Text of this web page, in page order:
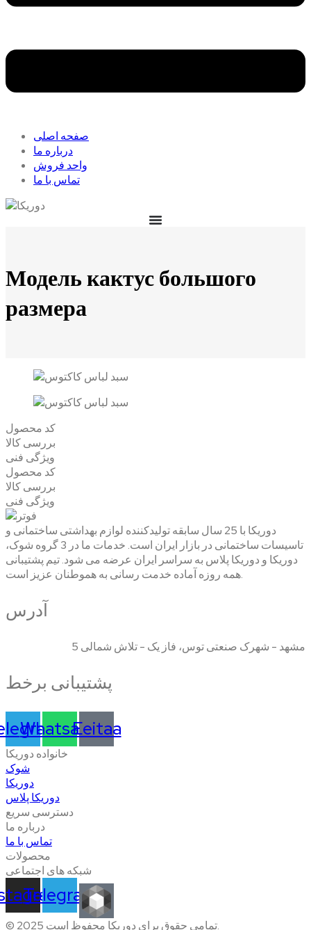
صفحه اصلی
درباره ما
واحد فروش
تماس با ما
Модель кактус большого
размера
کد محصول
بررسی کالا
ویژگی فنی
کد محصول
بررسی کالا
ویژگی فنی
دوریکا با 25 سال سابقه تولیدکننده لوازم بهداشتی ساختمانی و
تاسیسات ساختمانی در بازار ایران است. خدمات ما در 3 گروه شوک،
دوریکا و دوریکا پلاس به سراسر ایران عرضه می شود. تیم پشتیبانی
همه روزه آماده خدمت رسانی به هموطنان عزیز است.
آدرس
مشهد - شهرک صنعتی توس، فاز یک - تلاش شمالی 5
پشتیبانی برخط
Whatsapp
Eeitaa
خانواده دوریکا
شوک
دوریکا
دوریکا پلاس
دسترسی سریع
درباره ما
تماس با ما
محصولات
شبکه های اجتماعی
Telegram
© 2025 تمامی حقوق برای دوریکا محفوظ است.